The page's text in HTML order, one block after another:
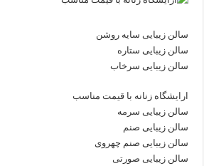
سالن زیبایی سایه روشن
سالن زیبایی ستاره
سالن زیبایی سرخاب
ارایشگاه زنانه با قیمت مناسب
سالن زیبایی سرمه
سالن زیبایی صنم
سالن زیبایی صنم چهروی
سالن زیبایی صورتی